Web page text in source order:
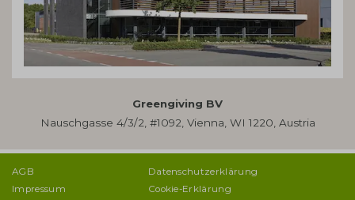
Greengiving BV
Nauschgasse 4/3/2, #1092, Vienna, WI 1220, Austria
AGB
Impressum
Datenschutzerklärung
Cookie-Erklärung